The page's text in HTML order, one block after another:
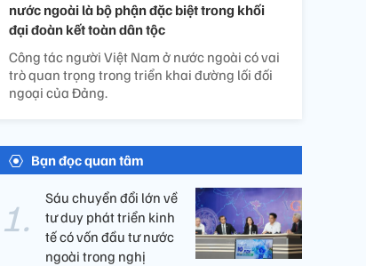
nước ngoài là bộ phận đặc biệt trong khối
đại đoàn kết toàn dân tộc
Công tác người Việt Nam ở nước ngoài có vai
trò quan trọng trong triển khai đường lối đối
ngoại của Đảng.
Bạn đọc quan tâm
Sáu chuyển đổi lớn về
tư duy phát triển kinh
tế có vốn đầu tư nước
ngoài trong nghị